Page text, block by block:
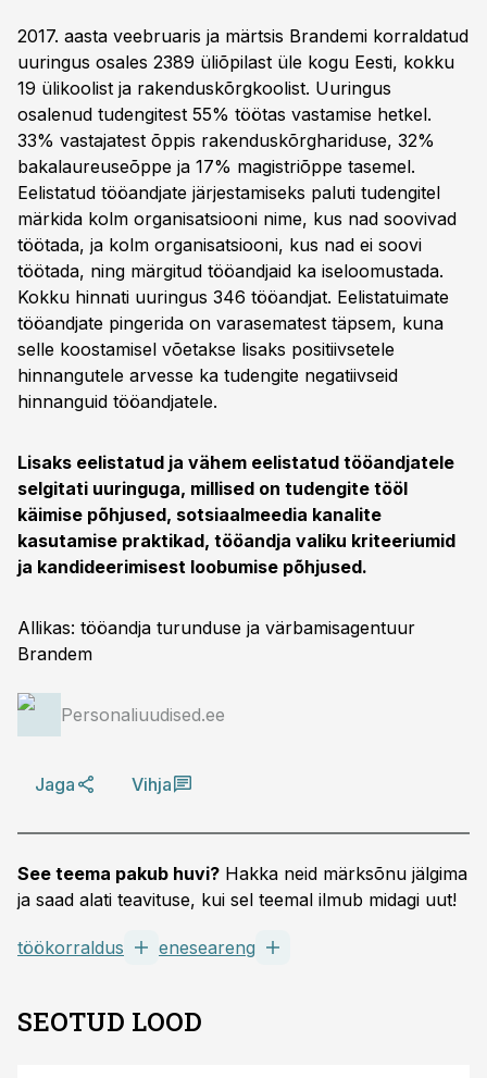
2017. aasta veebruaris ja märtsis Brandemi korraldatud
uuringus osales 2389 üliõpilast üle kogu Eesti, kokku
19 ülikoolist ja rakenduskõrgkoolist. Uuringus
osalenud tudengitest 55% töötas vastamise hetkel.
33% vastajatest õppis rakenduskõrghariduse, 32%
bakalaureuseõppe ja 17% magistriõppe tasemel.
Eelistatud tööandjate järjestamiseks paluti tudengitel
märkida kolm organisatsiooni nime, kus nad soovivad
töötada, ja kolm organisatsiooni, kus nad ei soovi
töötada, ning märgitud tööandjaid ka iseloomustada.
Kokku hinnati uuringus 346 tööandjat. Eelistatuimate
tööandjate pingerida on varasematest täpsem, kuna
selle koostamisel võetakse lisaks positiivsetele
hinnangutele arvesse ka tudengite negatiivseid
hinnanguid tööandjatele.
Lisaks eelistatud ja vähem eelistatud tööandjatele
selgitati uuringuga, millised on tudengite tööl
käimise põhjused, sotsiaalmeedia kanalite
kasutamise praktikad, tööandja valiku kriteeriumid
ja kandideerimisest loobumise põhjused.
Allikas: tööandja turunduse ja värbamisagentuur
Brandem
Personaliuudised.ee
Jaga Vihja
See teema pakub huvi? Hakka neid märksõnu jälgima
ja saad alati teavituse, kui sel teemal ilmub midagi uut!
töökorraldus eneseareng
SEOTUD LOOD